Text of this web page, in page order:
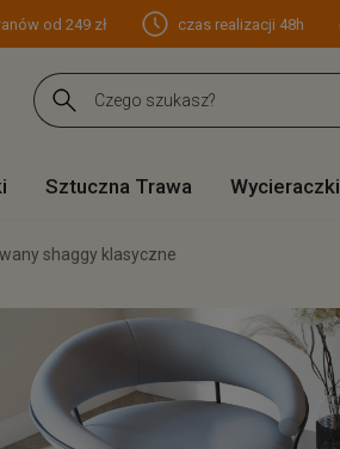
od 249 zł czas realizacji 48h
Sztuczna Trawa Wycieraczki
shaggy klasyczne